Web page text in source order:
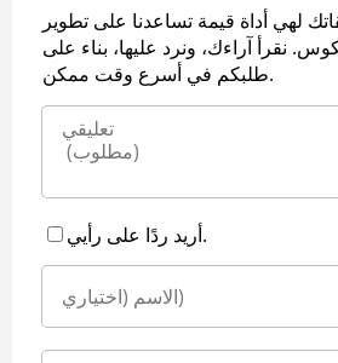
لهي أداة قيمة تساعدنا على تطوير
نقرأ آراءك، ونرد عليها، بناء على
طلبكم في أسرع وقت ممكن.
أريد ردًا على رأيي.